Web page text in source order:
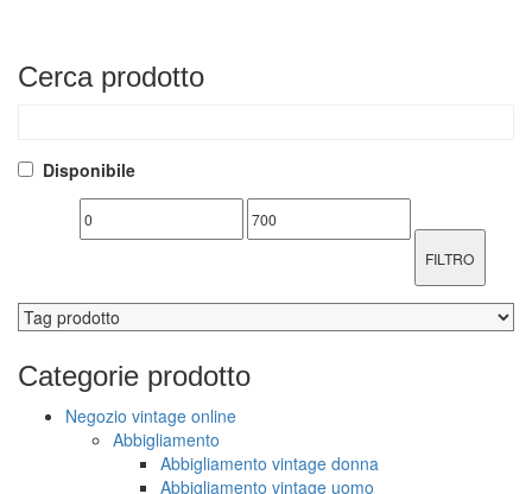
Cerca prodotto
Disponibile
FILTRO
Categorie prodotto
Negozio vintage online
Abbigliamento
Abbigliamento vintage donna
Abbigliamento vintage uomo